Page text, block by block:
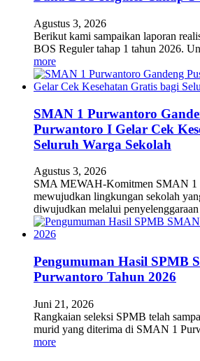
Agustus 3, 2026
Berikut kami sampaikan laporan
BOS Reguler tahap 1 tahun 2026.
more
SMAN 1 Purwantoro
Purwantoro I Gelar Cek
Seluruh Warga Sekolah
Agustus 3, 2026
SMA MEWAH-Komitmen SMAN 1
mewujudkan lingkungan sekolah
diwujudkan melalui
Pengumuman Hasil SPMB
Purwantoro Tahun 2026
Juni 21, 2026
Rangkaian seleksi SPMB telah
murid yang diterima di SMAN 1
more